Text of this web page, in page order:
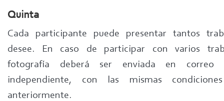
Quinta
Cada participante puede presentar tantos
desee. En caso de participar con varios
fotografía deberá ser enviada en correo
independiente, con las mismas
anteriormente.